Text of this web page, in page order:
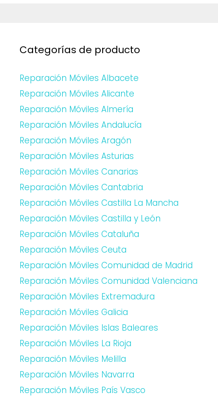
Categorías de producto
Reparación Móviles Albacete
Reparación Móviles Alicante
Reparación Móviles Almería
Reparación Móviles Andalucía
Reparación Móviles Aragón
Reparación Móviles Asturias
Reparación Móviles Canarias
Reparación Móviles Cantabria
Reparación Móviles Castilla La Mancha
Reparación Móviles Castilla y León
Reparación Móviles Cataluña
Reparación Móviles Ceuta
Reparación Móviles Comunidad de Madrid
Reparación Móviles Comunidad Valenciana
Reparación Móviles Extremadura
Reparación Móviles Galicia
Reparación Móviles Islas Baleares
Reparación Móviles La Rioja
Reparación Móviles Melilla
Reparación Móviles Navarra
Reparación Móviles País Vasco